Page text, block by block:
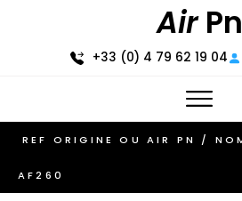
AirPn
+33 (0) 4 79 62 19 04
AF260